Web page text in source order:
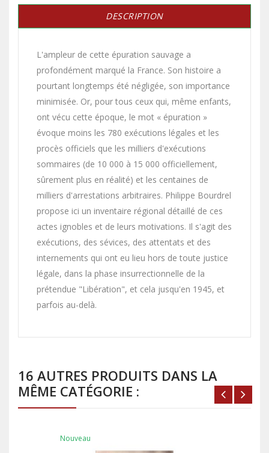
DESCRIPTION
L'ampleur de cette épuration sauvage a
profondément marqué la France. Son histoire a
pourtant longtemps été négligée, son importance
minimisée. Or, pour tous ceux qui, même enfants,
ont vécu cette époque, le mot « épuration »
évoque moins les 780 exécutions légales et les
procès officiels que les milliers d'exécutions
sommaires (de 10 000 à 15 000 officiellement,
sûrement plus en réalité) et les centaines de
milliers d'arrestations arbitraires. Philippe Bourdrel
propose ici un inventaire régional détaillé de ces
actes ignobles et de leurs motivations. Il s'agit des
exécutions, des sévices, des attentats et des
internements qui ont eu lieu hors de toute justice
légale, dans la phase insurrectionnelle de la
prétendue "Libération", et cela jusqu'en 1945, et
parfois au-delà.
16 AUTRES PRODUITS DANS LA
MÊME CATÉGORIE :
Nouveau